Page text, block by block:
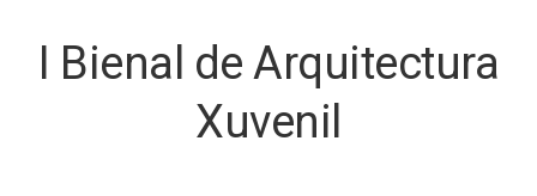
I Bienal de Arquitectura
Xuvenil